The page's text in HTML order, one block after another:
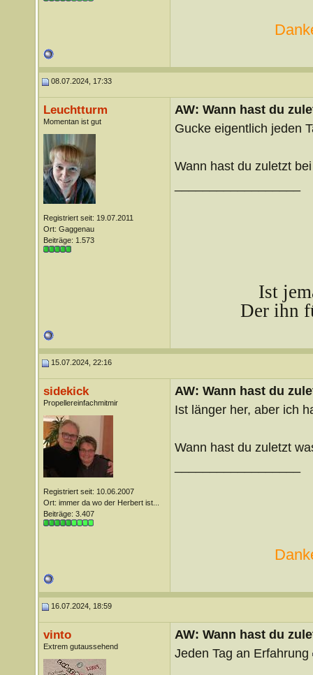
08.07.2024, 17:33
Leuchtturm
Momentan ist gut
Registriert seit: 19.07.2011
Ort: Gaggenau
Beiträge: 1.573
AW: Wann hast du
Gucke eigentlich jeden
Wann hast du zuletzt
Ist
Der ihn
15.07.2024, 22:16
sidekick
Propellereinfachmitmir
Registriert seit: 10.06.2007
Ort: immer da wo der Herbert ist...
Beiträge: 3.407
AW: Wann hast du
Ist länger her, aber ich
Wann hast du zuletzt
16.07.2024, 18:59
vinto
Extrem gutaussehend
AW: Wann hast du
Jeden Tag an Erfahrung